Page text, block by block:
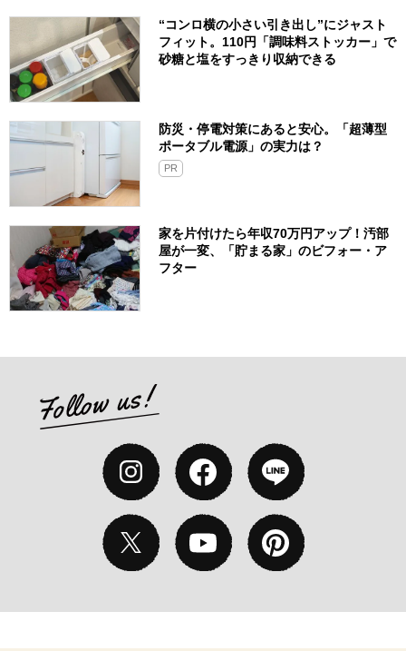
“コンロ横の小さい引き出し”にジャスト
フィット。110円「調味料ストッカー」で
砂糖と塩をすっきり収納できる
防災・停電対策にあると安心。「超薄型
ポータブル電源」の実力は？​
PR
家を片付けたら年収70万円アップ！汚部
屋が一変、「貯まる家」のビフォー・ア
フター